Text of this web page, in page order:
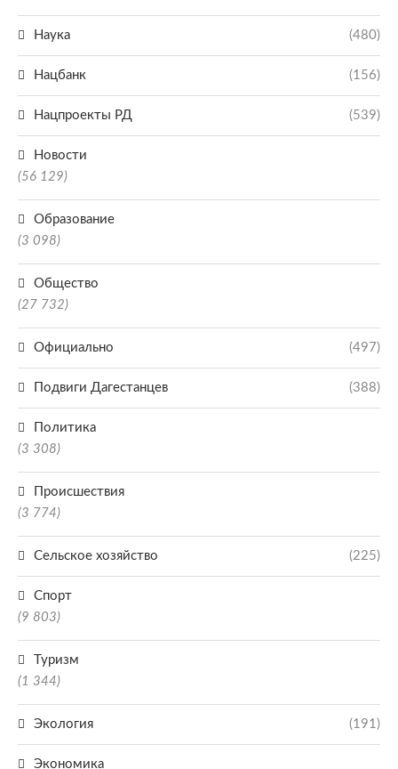
Наука (480)
Нацбанк (156)
Нацпроекты РД (539)
Новости
(56 129)
Образование
(3 098)
Общество
(27 732)
Официально (497)
Подвиги Дагестанцев (388)
Политика
(3 308)
Происшествия
(3 774)
Сельское хозяйство (225)
Спорт
(9 803)
Туризм
(1 344)
Экология (191)
Экономика